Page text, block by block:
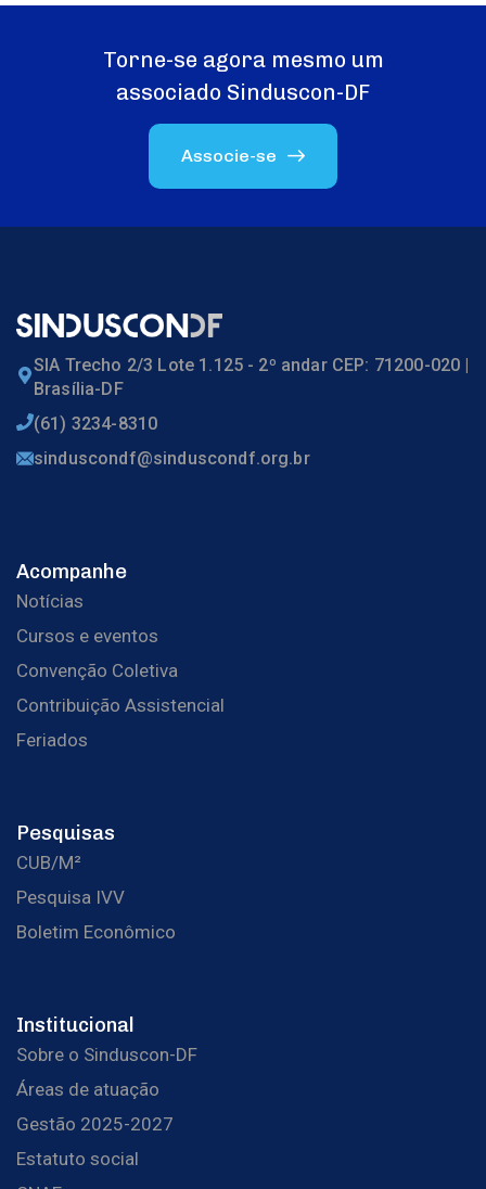
Torne-se agora mesmo um
associado Sinduscon-DF
Associe-se
SIA Trecho 2/3 Lote 1.125 - 2º andar CEP: 71200-020 |
Brasília-DF
(61) 3234-8310
sinduscondf@sinduscondf.org.br
Acompanhe
Notícias
Cursos e eventos
Convenção Coletiva
Contribuição Assistencial
Feriados
Pesquisas
CUB/M²
Pesquisa IVV
Boletim Econômico
Institucional
Sobre o Sinduscon-DF
Áreas de atuação
Gestão 2025-2027
Estatuto social